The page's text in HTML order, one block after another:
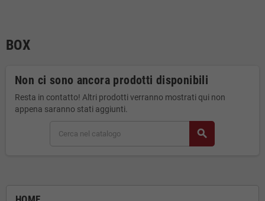
BOX
Non ci sono ancora prodotti disponibili
Resta in contatto! Altri prodotti verranno mostrati qui non
appena saranno stati aggiunti.
search